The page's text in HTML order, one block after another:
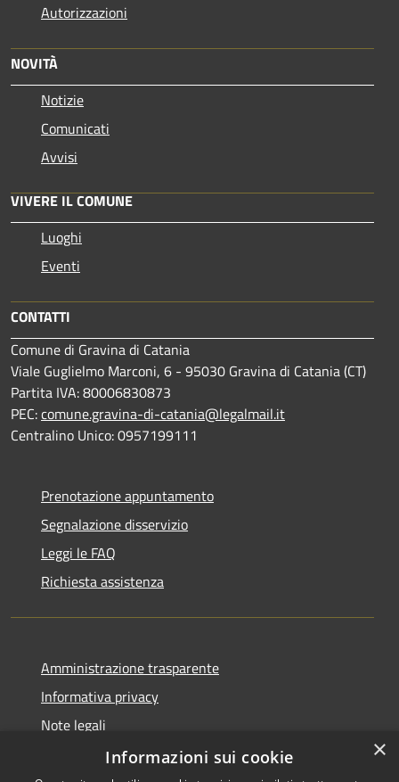
Autorizzazioni
NOVITÀ
Notizie
Comunicati
Avvisi
VIVERE IL COMUNE
Luoghi
Eventi
CONTATTI
Comune di Gravina di Catania
Viale Guglielmo Marconi, 6 - 95030 Gravina di Catania (CT)
Partita IVA: 80006830873
PEC:comune.gravina-di-catania@legalmail.it
Centralino Unico: 0957199111
Prenotazione appuntamento
Segnalazione disservizio
Leggi le FAQ
Richiesta assistenza
Amministrazione trasparente
Informativa privacy
Note legali
Dichiarazione di accessibilità
×
Informazioni sui cookie